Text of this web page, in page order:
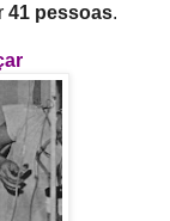
41 pessoas.